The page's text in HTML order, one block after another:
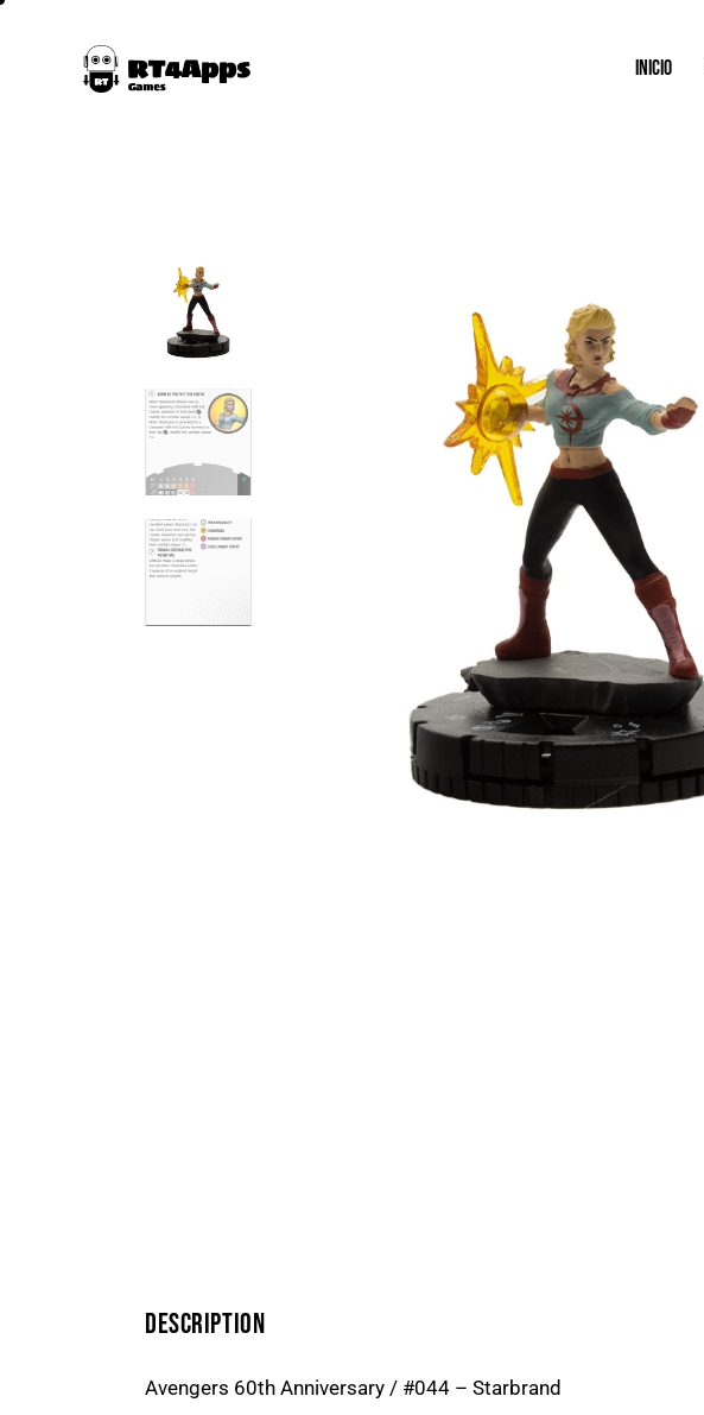
INICIO
DESCRIPTION
Avengers 60th Anniversary / #044 – Starbrand